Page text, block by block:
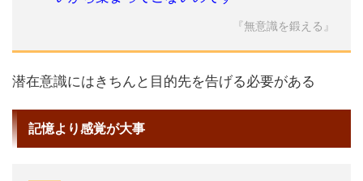
『無意識を鍛える』
潜在意識にはきちんと目的先を告げる必要がある
記憶より感覚が大事